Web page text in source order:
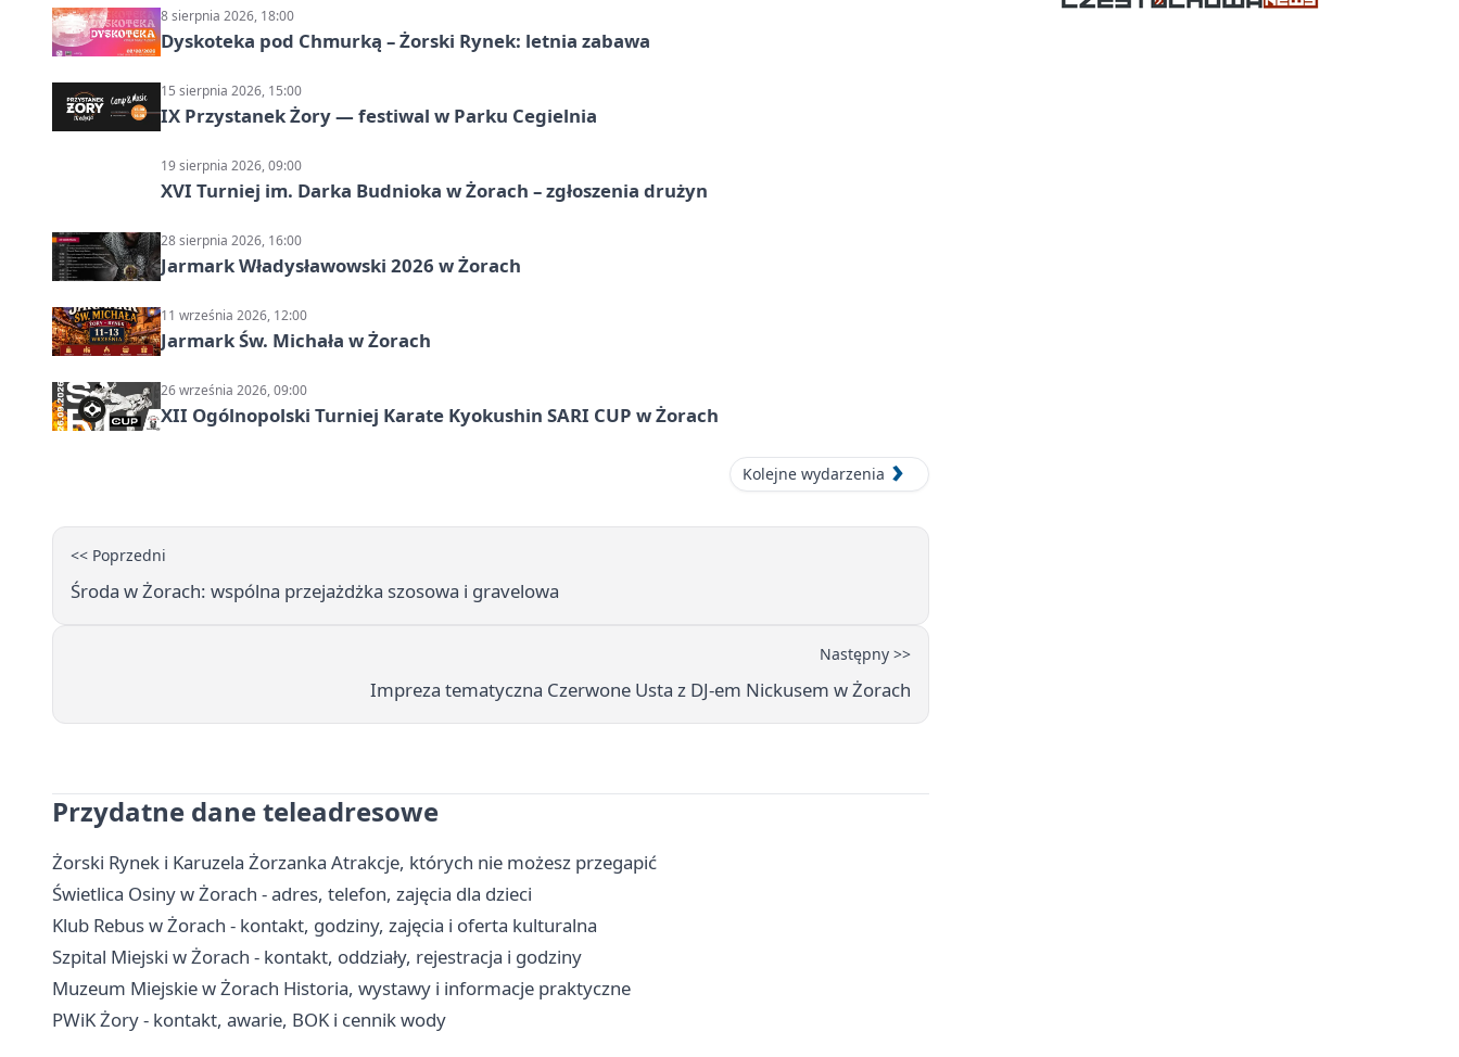
8 sierpnia 2026, 18:00
Dyskoteka pod Chmurką – Żorski Rynek: letnia zabawa
15 sierpnia 2026, 15:00
IX Przystanek Żory — festiwal w Parku Cegielnia
19 sierpnia 2026, 09:00
XVI Turniej im. Darka Budnioka w Żorach – zgłoszenia drużyn
28 sierpnia 2026, 16:00
Jarmark Władysławowski 2026 w Żorach
11 września 2026, 12:00
Jarmark Św. Michała w Żorach
26 września 2026, 09:00
XII Ogólnopolski Turniej Karate Kyokushin SARI CUP w Żorach
Kolejne wydarzenia
<< Poprzedni
Środa w Żorach: wspólna przejażdżka szosowa i gravelowa
Następny >>
Impreza tematyczna Czerwone Usta z DJ-em Nickusem w Żorach
Przydatne dane teleadresowe
Żorski Rynek i Karuzela Żorzanka Atrakcje, których nie możesz przegapić
Świetlica Osiny w Żorach - adres, telefon, zajęcia dla dzieci
Klub Rebus w Żorach - kontakt, godziny, zajęcia i oferta kulturalna
Szpital Miejski w Żorach - kontakt, oddziały, rejestracja i godziny
Muzeum Miejskie w Żorach Historia, wystawy i informacje praktyczne
PWiK Żory - kontakt, awarie, BOK i cennik wody